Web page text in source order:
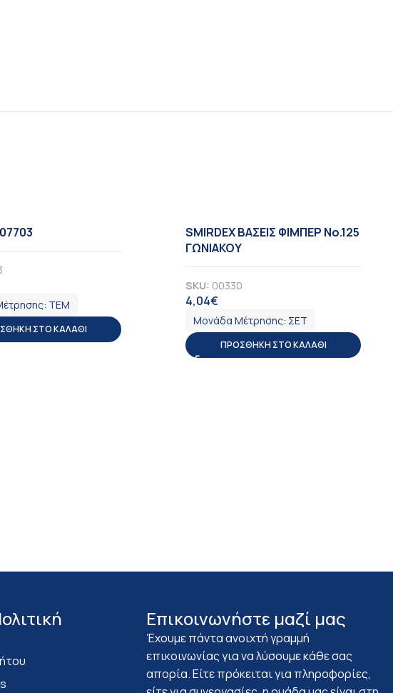
ΤΕΜ
ΣΤΟ ΚΑΛΆΘΙ
SMIRDEX ΒΑΣΕΙΣ ΦΙΜΠΕΡ Νο.125
ΓΩΝΙΑΚΟΥ
SKU: 00330
4,04€
Μονάδα Μέτρησης: ΣΕΤ
ΠΡΟΣΘΉΚΗ ΣΤΟ ΚΑΛΆΘΙ
Επικοινωνήστε μαζί μας
Έχουμε πάντα ανοιχτή γραμμή
επικοινωνίας για να λύσουμε κάθε σας
απορία. Είτε πρόκειται για πληροφορίες,